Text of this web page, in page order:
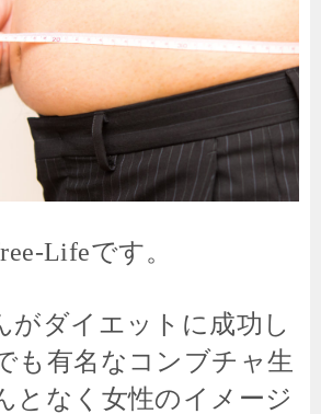
Lifeです。
がダイエットに成功し
も有名なコンブチャ生
となく女性のイメージ